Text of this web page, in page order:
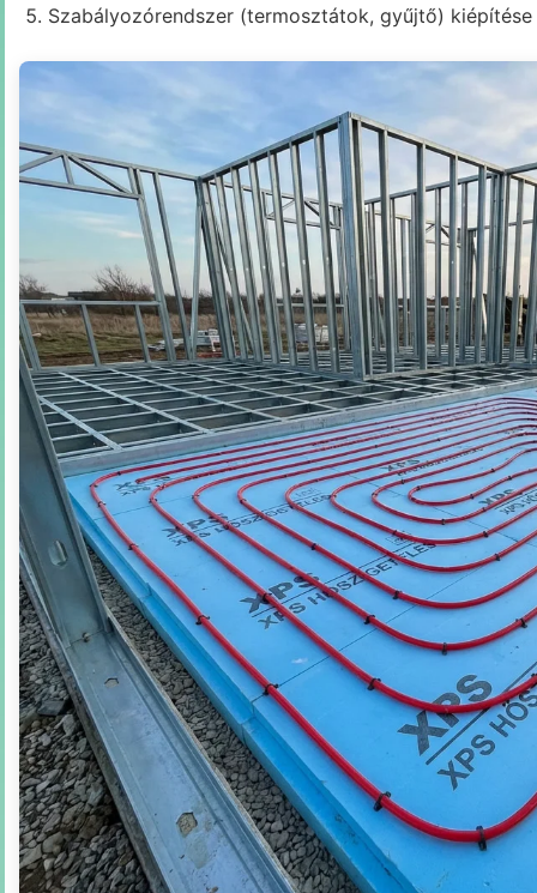
Szabályozórendszer (termosztátok, gyűjtő) kiépítése